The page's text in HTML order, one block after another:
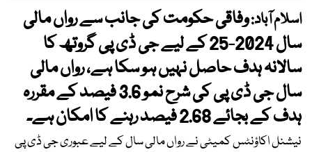
اسلام آباد:وفاقی حکومت کی جانب سے رواں مالی
سال 2024-25 کے لیے جی ڈی پی گروتھ کا
سالانہ ہدف حاصل نہیں ہو سکا ہے، رواں مالی
سال جی ڈی پی کی شرح نمو 3.6 فیصد کے مقررہ
ہدف کے بجائے 2.68 فیصد رہنے کا امکان ہے۔
نیشنل اکاؤنٹس کمیٹی نے رواں مالی سال کے لیے عبوری جی ڈی پی